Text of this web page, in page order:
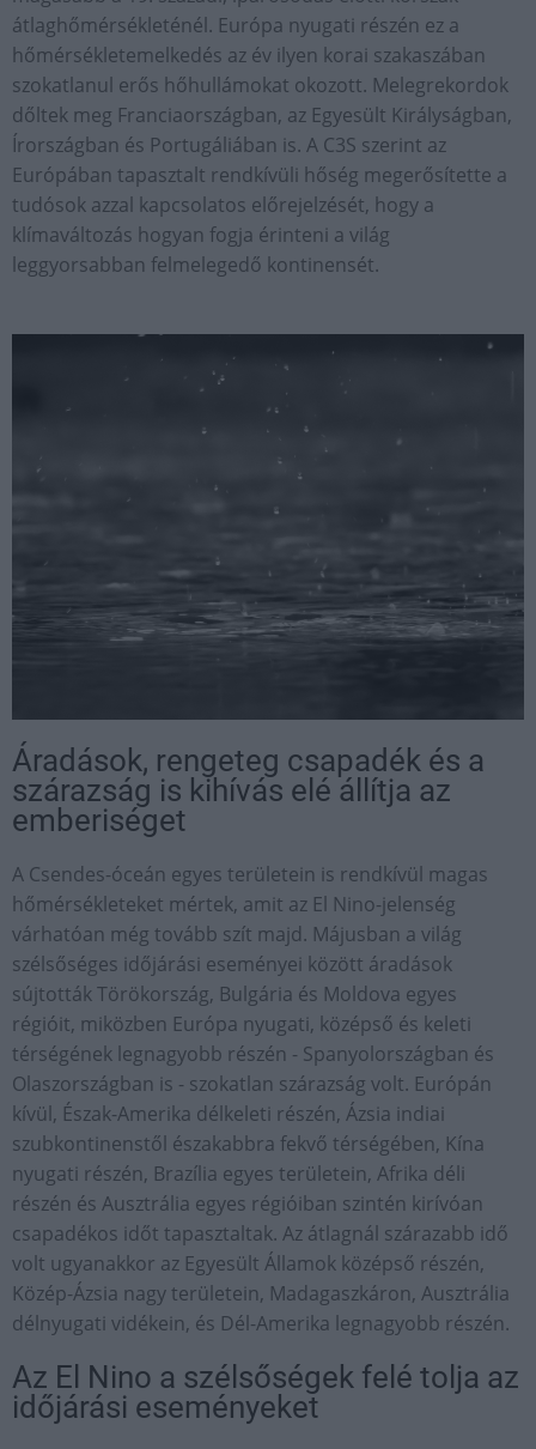
átlaghőmérsékleténél. Európa nyugati részén ez a
hőmérsékletemelkedés az év ilyen korai szakaszában
szokatlanul erős hőhullámokat okozott. Melegrekordok
dőltek meg Franciaországban, az Egyesült Királyságban,
Írországban és Portugáliában is. A C3S szerint az
Európában tapasztalt rendkívüli hőség megerősítette a
tudósok azzal kapcsolatos előrejelzését, hogy a
klímaváltozás hogyan fogja érinteni a világ
leggyorsabban felmelegedő kontinensét.
Áradások, rengeteg csapadék és a
szárazság is kihívás elé állítja az
emberiséget
A Csendes-óceán egyes területein is rendkívül magas
hőmérsékleteket mértek, amit az El Nino-jelenség
várhatóan még tovább szít majd. Májusban a világ
szélsőséges időjárási eseményei között áradások
sújtották Törökország, Bulgária és Moldova egyes
régióit, miközben Európa nyugati, középső és keleti
térségének legnagyobb részén - Spanyolországban és
Olaszországban is - szokatlan szárazság volt. Európán
kívül, Észak-Amerika délkeleti részén, Ázsia indiai
szubkontinenstől északabbra fekvő térségében, Kína
nyugati részén, Brazília egyes területein, Afrika déli
részén és Ausztrália egyes régióiban szintén kirívóan
csapadékos időt tapasztaltak. Az átlagnál szárazabb idő
volt ugyanakkor az Egyesült Államok középső részén,
Közép-Ázsia nagy területein, Madagaszkáron, Ausztrália
délnyugati vidékein, és Dél-Amerika legnagyobb részén.
Az El Nino a szélsőségek felé tolja az
időjárási eseményeket